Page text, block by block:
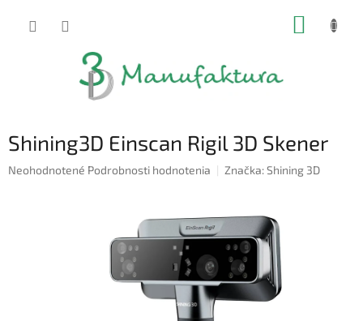
Shining3D Einscan Rigil 3D Skener
Priemerné
Neohodnotené Podrobnosti hodnotenia Značka:Shining 3D